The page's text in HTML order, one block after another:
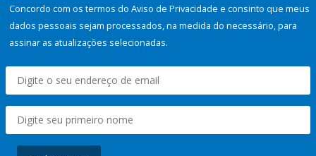
Concordo com os termos do Aviso de Privacidade e consinto que meus
dados pessoais sejam processados, na medida do necessário, para
assinar as atualizações selecionadas.